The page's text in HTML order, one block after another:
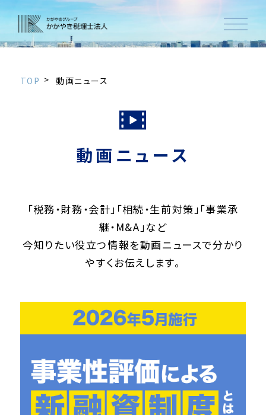
TOP 動画ニュース
動画ニュース
「税務・財務・会計」「相続・生前対策」「事業承
継・M&A」など
今知りたい役立つ情報を動画ニュースで分かり
やすくお伝えします。